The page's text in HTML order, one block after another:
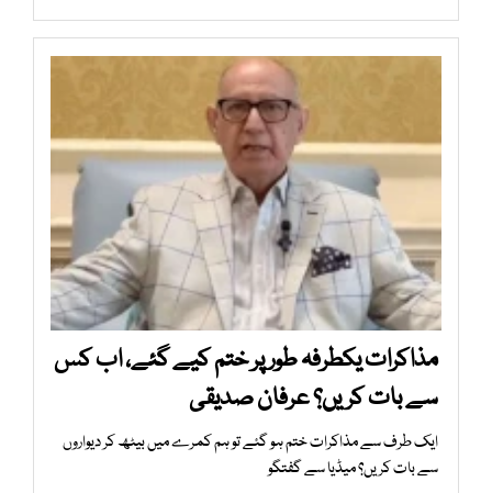
مذاکرات یکطرفہ طور پر ختم کیے گئے، اب کس
سے بات کریں؟ عرفان صدیقی
ایک طرف سے مذاکرات ختم ہو گئے تو ہم کمرے میں بیٹھ کر دیواروں
سے بات کریں؟ میڈیا سے گفتگو